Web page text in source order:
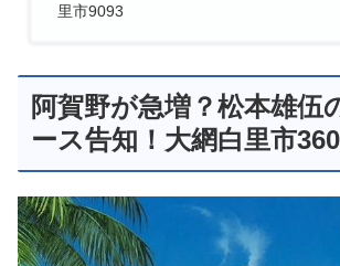
里市9093
阿賀野が急増？松本雄伍
ース告知！大網白里市